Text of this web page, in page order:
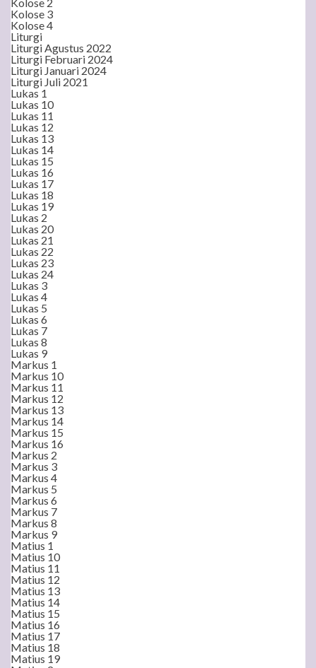
Kolose 3
Kolose 4
Liturgi
Liturgi Agustus 2022
Liturgi Februari 2024
Liturgi Januari 2024
Liturgi Juli 2021
Lukas 1
Lukas 10
Lukas 11
Lukas 12
Lukas 13
Lukas 14
Lukas 15
Lukas 16
Lukas 17
Lukas 18
Lukas 19
Lukas 2
Lukas 20
Lukas 21
Lukas 22
Lukas 23
Lukas 24
Lukas 3
Lukas 4
Lukas 5
Lukas 6
Lukas 7
Lukas 8
Lukas 9
Markus 1
Markus 10
Markus 11
Markus 12
Markus 13
Markus 14
Markus 15
Markus 16
Markus 2
Markus 3
Markus 4
Markus 5
Markus 6
Markus 7
Markus 8
Markus 9
Matius 1
Matius 10
Matius 11
Matius 12
Matius 13
Matius 14
Matius 15
Matius 16
Matius 17
Matius 18
Matius 19